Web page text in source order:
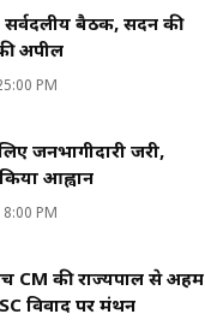
बैठक, सदन की
अपील
PM
जनभागीदारी जरूरी,
आह्वान
PM
CM की राज्यपाल से अहम
विवाद पर मंथन